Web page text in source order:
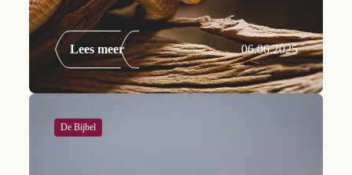
Lees meer 06.06.2025
De Bijbel